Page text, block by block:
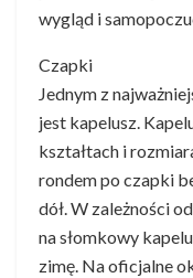
wygląd i
Czapki
Jednym z
jest kapelusz.
kształtach i
rondem po czapki
dół. W zależności
na słomkowy
zimę. Na oficjalne